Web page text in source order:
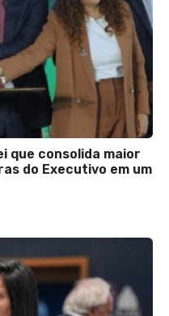
que consolida maior
do Executivo em um